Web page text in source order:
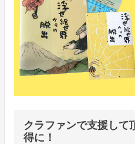
クラファンで支援して
得に！